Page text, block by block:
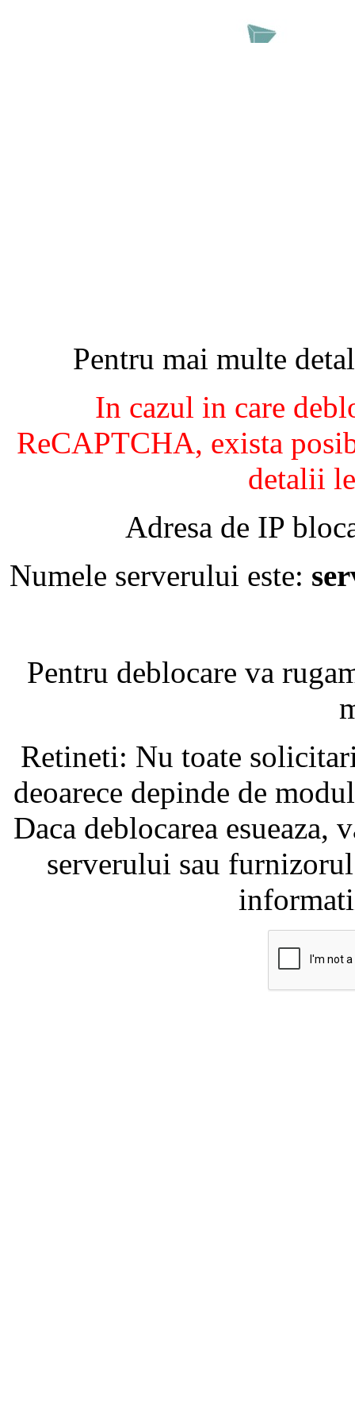
Pentru mai multe
In cazul in care
ReCAPTCHA, exista
detalii
Adresa de IP
Numele serverului este:
Pentru deblocare va
Retineti: Nu toate
deoarece depinde de
Daca deblocarea
serverului sau